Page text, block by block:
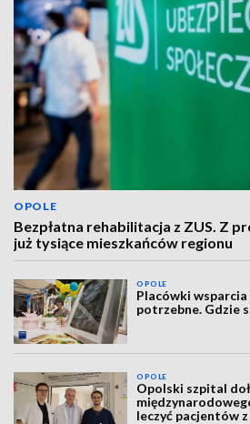
OPOLE
Bezpłatna rehabilitacja z ZUS. Z
już tysiące mieszkańców regionu
OPOLE
Placówki wsparcia
potrzebne. Gdzie
OPOLE
Opolski szpital
leczyć pacjentów